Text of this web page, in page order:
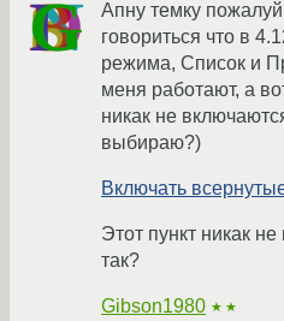
Апну темку
говориться что в
режима, Список и
меня работают, а
никак не
выбираю?)
Включать
Этот пункт никак
так?
Gibson1980 ★★